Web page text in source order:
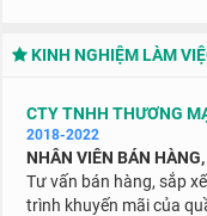
KINH NGHIỆM LÀM
CTY TNHH THƯƠNG
2018-2022
NHÂN VIÊN BÁN
Tư vấn bán hàng, sắp
trình khuyến mãi của